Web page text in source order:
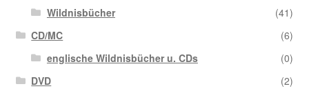
Wildnisbücher
(41)
CD/MC
(6)
englische Wildnisbücher u. CDs
(0)
DVD
(2)